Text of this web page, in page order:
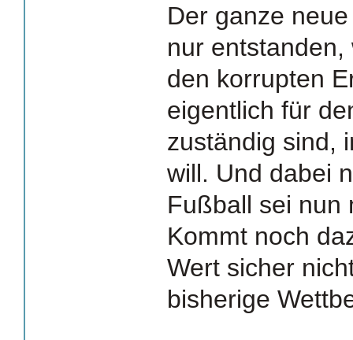
Der ganze
nur entstanden,
den korrupten
eigentlich für
zuständig sind,
will. Und dabei
Fußball sei nun
Kommt noch
Wert sicher
bisherige